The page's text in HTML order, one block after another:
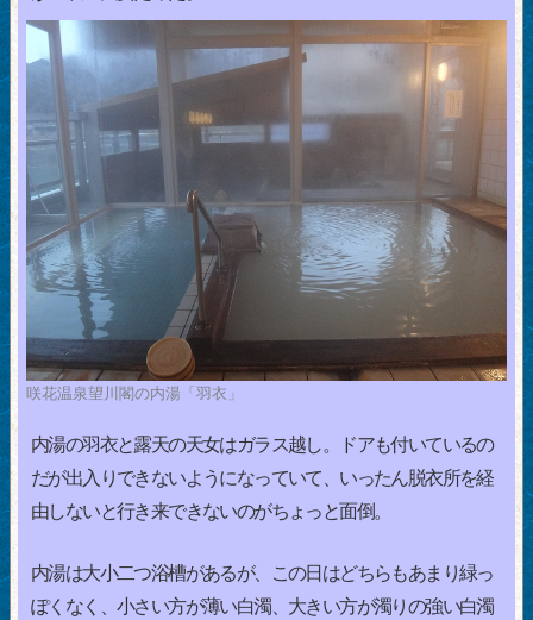
咲花温泉望川閣の内湯「羽衣」
内湯の羽衣と露天の天女はガラス越し。ドアも付いているの
だが出入りできないようになっていて、いったん脱衣所を経
由しないと行き来できないのがちょっと面倒。
内湯は大小二つ浴槽があるが、この日はどちらもあまり緑っ
ぽくなく、小さい方が薄い白濁、大きい方が濁りの強い白濁